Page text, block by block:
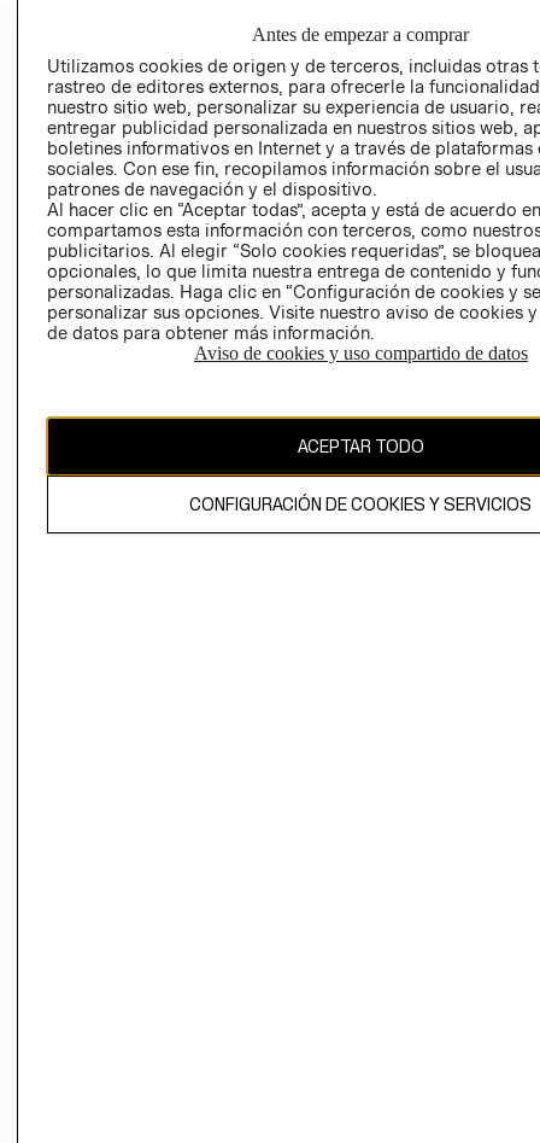
RELACIÓN CON
INVERSIONISTAS
POLÍTICA
EMPRESARIAL
TIENDAS
- RETIRO EN
TIENDA
TÉRMINOS Y
CONDICIONES
AVISO DE
PRIVACIDAD
GIFT CARD
AVISO DE
COOKIES
CAMBIAR REGIÓN
Antes de empezar a comprar
Utilizamos cookies de origen y de terceros, incluidas otras
rastreo de editores externos, para ofrecerle la
nuestro sitio web, personalizar su experiencia de usuario,
entregar publicidad personalizada en nuestros sitios web,
boletines informativos en Internet y a través de plataformas
sociales. Con ese fin, recopilamos información sobre el
patrones de navegación y el dispositivo.
Al hacer clic en “Aceptar todas”, acepta y está de acuerdo
compartamos esta información con terceros, como
publicitarios. Al elegir “Solo cookies requeridas”, se
opcionales, lo que limita nuestra entrega de contenido y
personalizadas. Haga clic en “Configuración de cookies y
personalizar sus opciones. Visite nuestro aviso de cookies
de datos para obtener más información.
Aviso de cookies y uso compartido de datos
ACEPTAR TODO
CONFIGURACIÓN DE COOKIES Y SERVICIOS